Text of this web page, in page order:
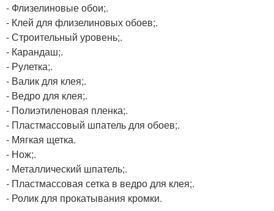
- Флизелиновые обои;.
- Клей для флизелиновых обоев;.
- Строительный уровень;.
- Карандаш;.
- Рулетка;.
- Валик для клея;.
- Ведро для клея;.
- Полиэтиленовая пленка;.
- Пластмассовый шпатель для обоев;.
- Мягкая щетка.
- Нож;.
- Металлический шпатель;.
- Пластмассовая сетка в ведро для клея;.
- Ролик для прокатывания кромки.